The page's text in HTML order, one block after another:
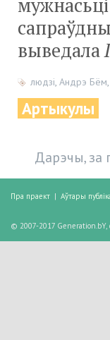
мужнасьці
выведала
людзі Андрэ Бём
Артыкулы
Дарэчы, за
Пра праект | Аўтары
© 2007-2017